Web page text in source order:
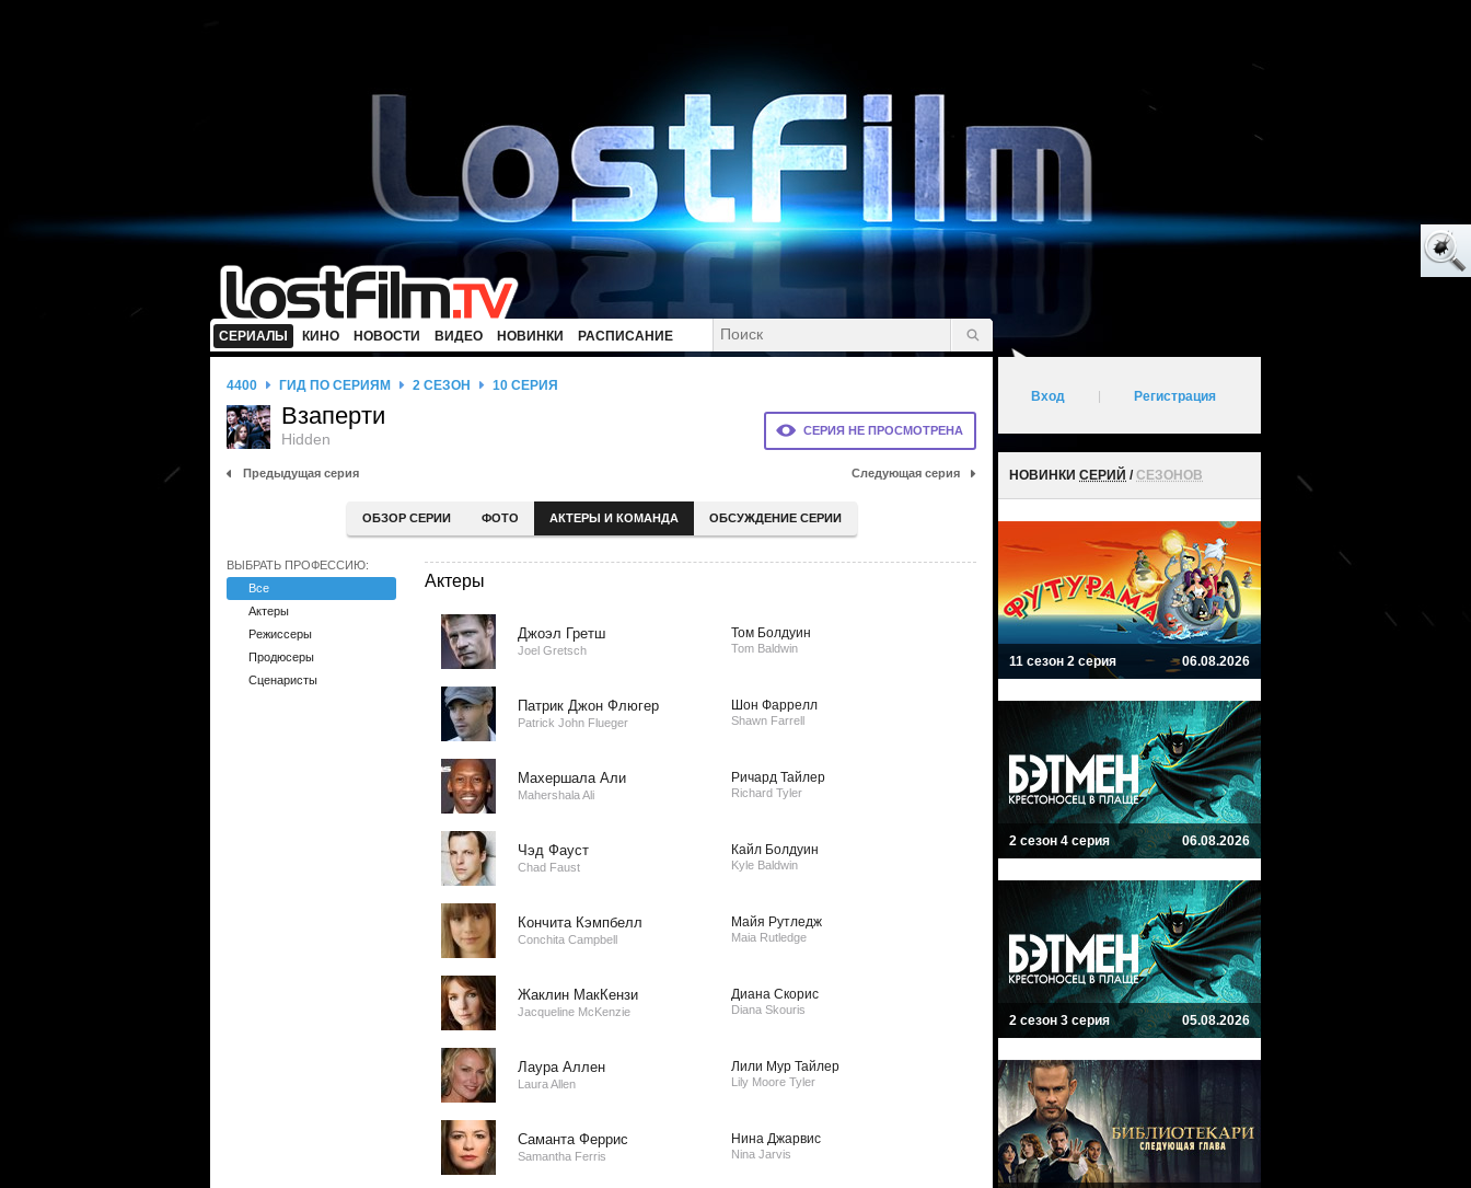
СЕРИАЛЫ КИНО НОВОСТИ ВИДЕО НОВИНКИ РАСПИСАНИЕ
СЕРИЯ НЕ ПРОСМОТРЕНА
4400 ГИД ПО СЕРИЯМ 2 СЕЗОН 10 СЕРИЯ
Взаперти
Hidden
Предыдущая серия Следующая серия
ОБЗОР СЕРИИ ФОТО АКТЕРЫ И КОМАНДА ОБСУЖДЕНИЕ СЕРИИ
ВЫБРАТЬ ПРОФЕССИЮ:
Все
Актеры
Режиссеры
Продюсеры
Сценаристы
Актеры
Джоэл Гретш
Joel Gretsch
Том Болдуин
Tom Baldwin
Патрик Джон Флюгер
Patrick John Flueger
Шон Фаррелл
Shawn Farrell
Махершала Али
Mahershala Ali
Ричард Тайлер
Richard Tyler
Чэд Фауст
Chad Faust
Кайл Болдуин
Kyle Baldwin
Кончита Кэмпбелл
Conchita Campbell
Майя Рутледж
Maia Rutledge
Жаклин МакКензи
Jacqueline McKenzie
Диана Скорис
Diana Skouris
Лаура Аллен
Laura Allen
Лили Мур Тайлер
Lily Moore Tyler
Саманта Феррис
Samantha Ferris
Нина Джарвис
Nina Jarvis
Вход Регистрация
НОВИНКИ СЕРИЙ /СЕЗОНОВ
11 сезон 2 серия 06.08.2026
2 сезон 4 серия 06.08.2026
2 сезон 3 серия 05.08.2026